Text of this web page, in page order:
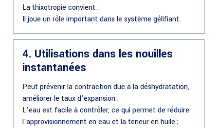
La thixotropie convient ;
Il joue un rôle important dans le système gélifiant.
4. Utilisations dans les nouilles
instantanées
Peut prévenir la contraction due à la déshydratation,
améliorer le taux d'expansion ;
L'eau est facile à contrôler, ce qui permet de réduire
l'approvisionnement en eau et la teneur en huile ;